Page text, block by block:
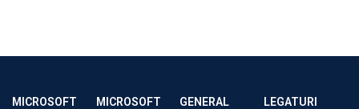
MICROSOFT
MICROSOFT
GENERAL
LEGATURI